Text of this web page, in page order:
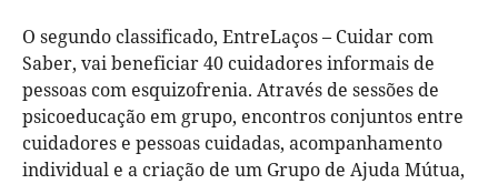
O segundo classificado, EntreLaços – Cuidar com
Saber, vai beneficiar 40 cuidadores informais de
pessoas com esquizofrenia. Através de sessões de
psicoeducação em grupo, encontros conjuntos entre
cuidadores e pessoas cuidadas, acompanhamento
individual e a criação de um Grupo de Ajuda Mútua,